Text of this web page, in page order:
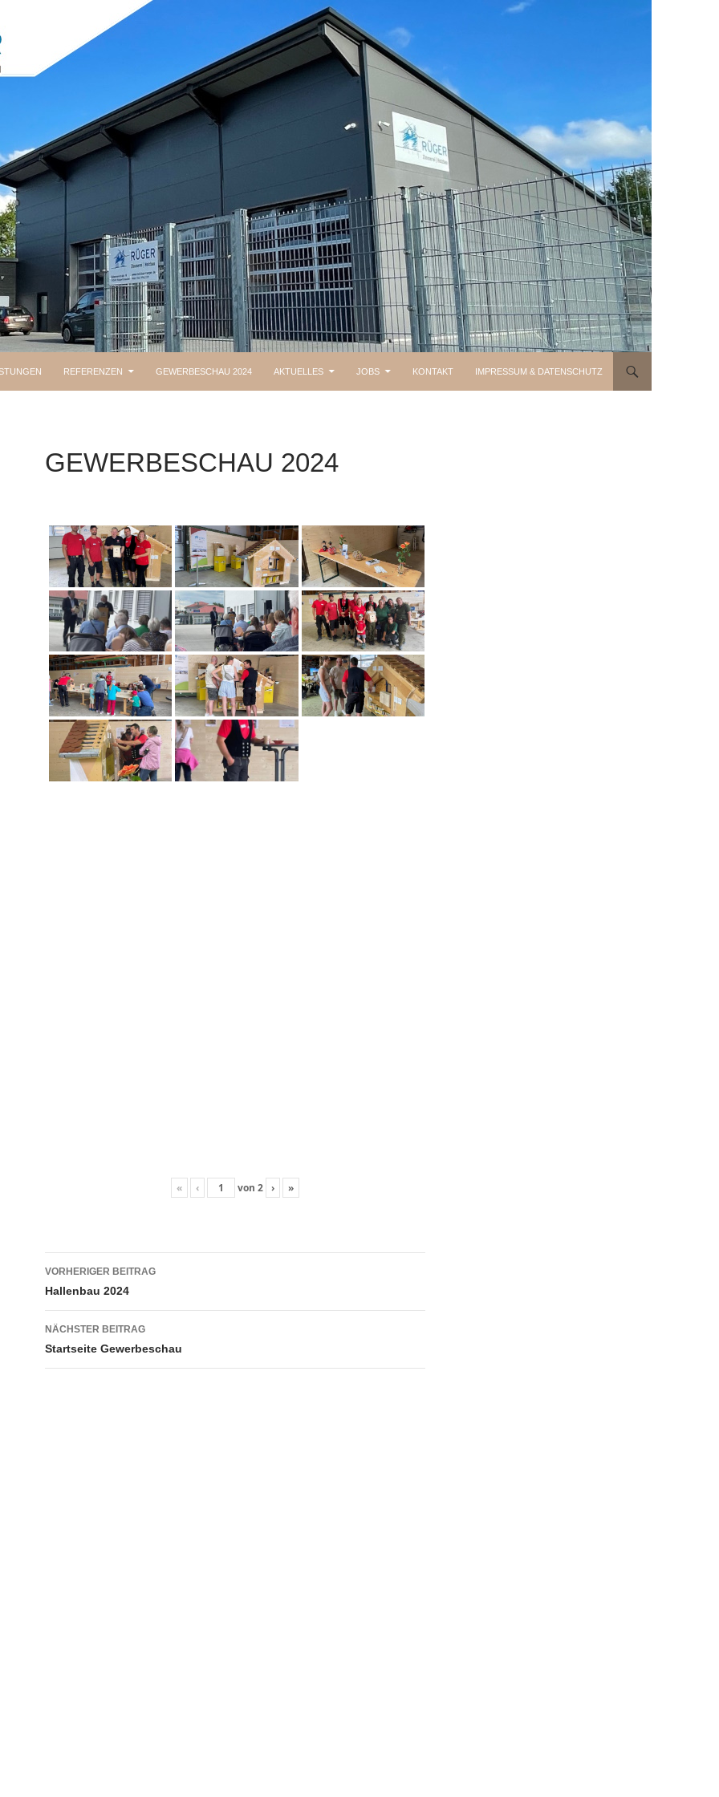
REFERENZEN GEWERBESCHAU 2024 AKTUELLES JOBS KONTAKT IMPRESSUM & DATENSCHUTZ
GEWERBESCHAU 2024
« ‹ von 2 › »
Beitrags-
Navigation
VORHERIGER BEITRAG
Hallenbau 2024
NÄCHSTER BEITRAG
Startseite Gewerbeschau